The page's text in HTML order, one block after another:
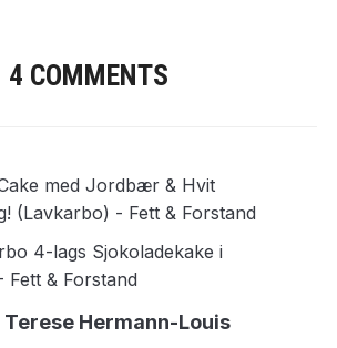
4 COMMENTS
med Jordbær & Hvit
(Lavkarbo) - Fett & Forstand
4-lags Sjokoladekake i
& Forstand
Terese Hermann-Louis